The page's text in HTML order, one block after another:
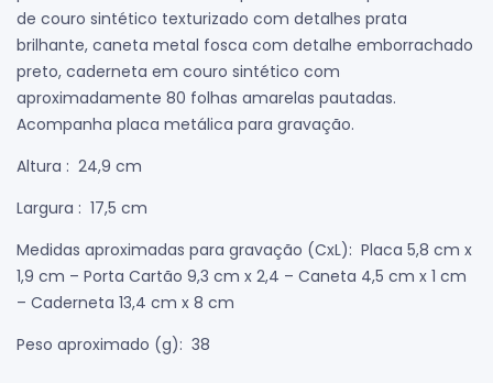
de couro sintético texturizado com detalhes prata
brilhante, caneta metal fosca com detalhe emborrachado
preto, caderneta em couro sintético com
aproximadamente 80 folhas amarelas pautadas.
Acompanha placa metálica para gravação.
Altura : 24,9 cm
Largura : 17,5 cm
Medidas aproximadas para gravação (CxL): Placa 5,8 cm x
1,9 cm – Porta Cartão 9,3 cm x 2,4 – Caneta 4,5 cm x 1 cm
– Caderneta 13,4 cm x 8 cm
Peso aproximado (g): 38